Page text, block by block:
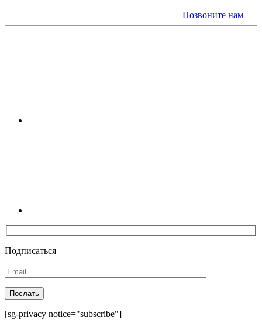
Позвоните нам
Подписаться
[sg-privacy notice="subscribe"]